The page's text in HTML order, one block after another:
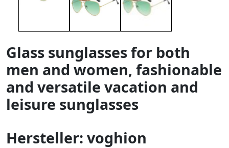
Glass sunglasses for both
men and women, fashionable
and versatile vacation and
leisure sunglasses
Hersteller: voghion